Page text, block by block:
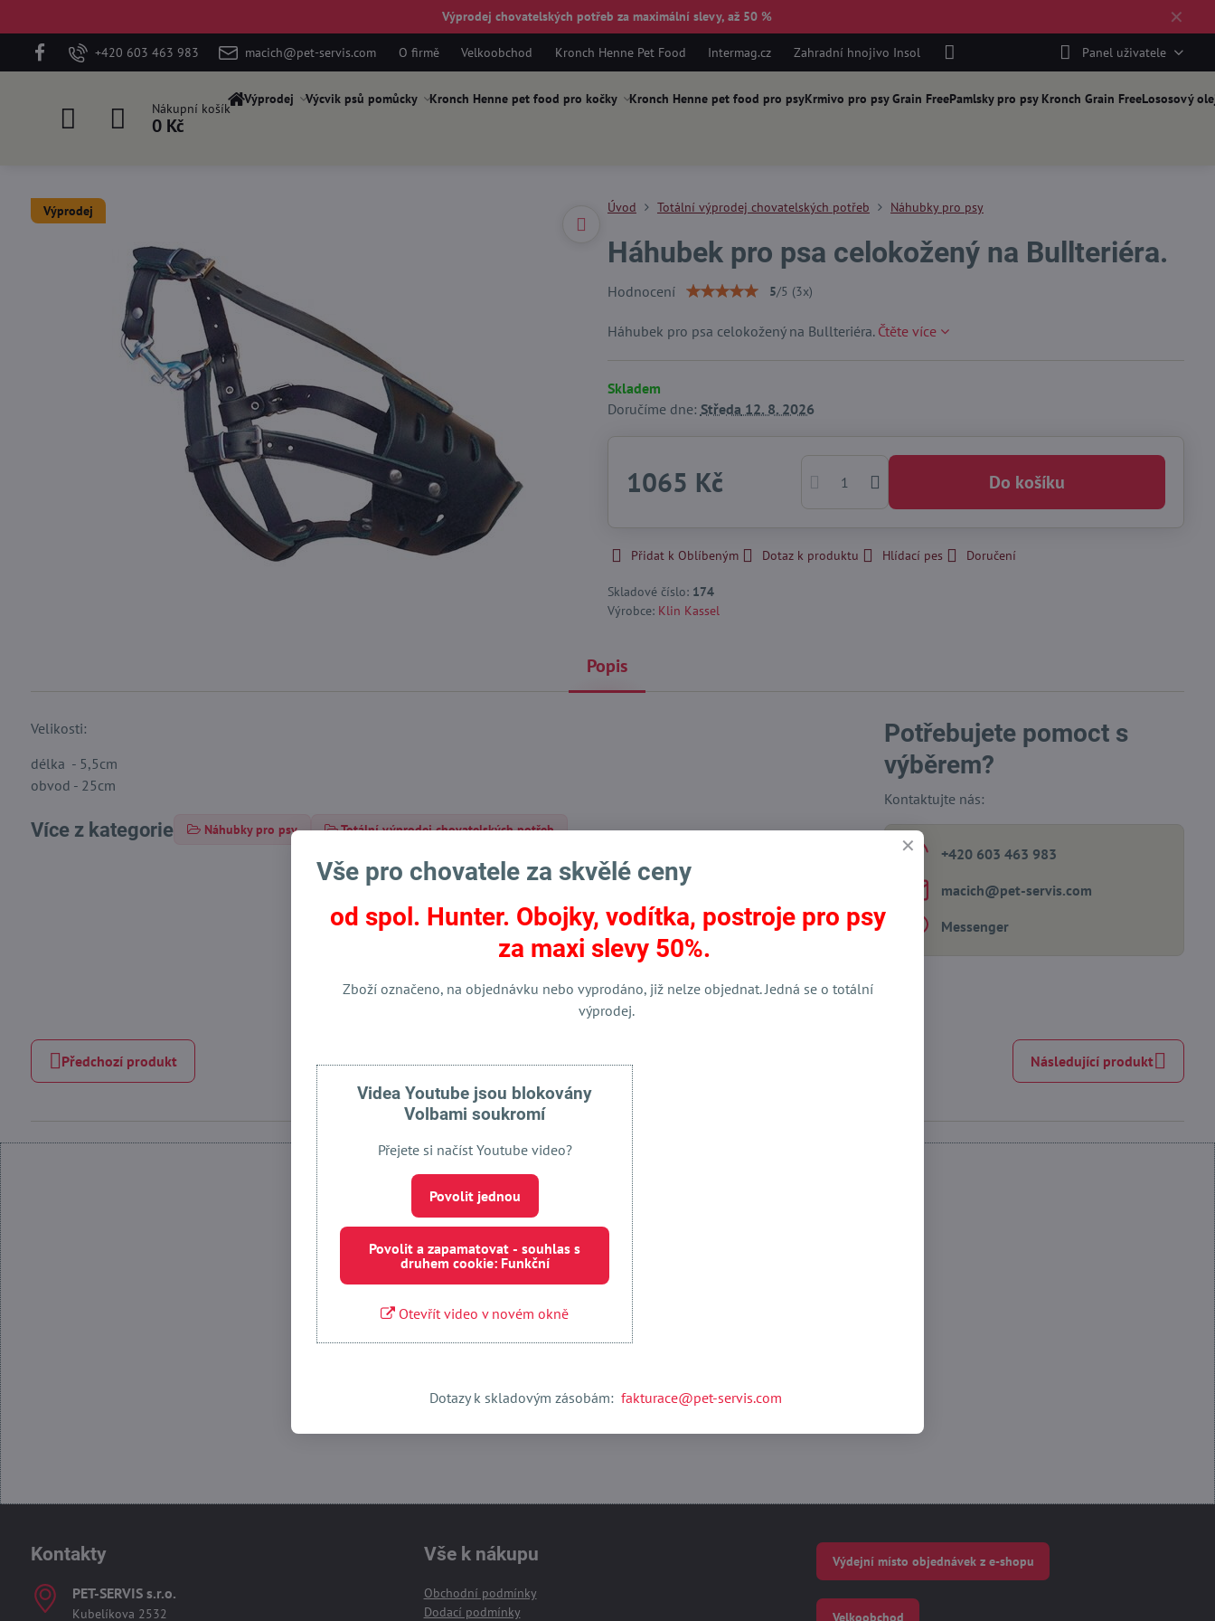
✕
Výprodej chovatelských potřeb za maximální slevy, až 50 %
+420 603 463 983 macich@pet-servis.com O firmě Velkoobchod Kronch Henne Pet Food Intermag.cz Zahradní hnojivo Insol Panel uživatele
Nákupní košík
0 Kč
Výprodej Výcvik psů pomůcky Kronch Henne pet food pro kočky Kronch Henne pet food pro psyKrmivo pro psy Grain FreePamlsky pro psy Kronch Grain FreeLososový
Výprodej Úvod Totální výprodej chovatelských potřeb Náhubky pro psy
Háhubek pro psa celokožený na Bullteriéra.
Hodnocení 5/5 (3x)
Háhubek pro psa celokožený na Bullteriéra. Čtěte více
Skladem
Doručíme dne: Středa 12. 8. 2026
1065 Kč Do košíku
Přidat k Oblíbeným Dotaz k produktu Hlídací pes Doručení
Skladové číslo: 174
Výrobce: Klin Kassel
Popis
Velikosti:
délka - 5,5cm
obvod - 25cm
Více z kategorie Náhubky pro psy Totální výprodej chovatelských potřeb
Potřebujete pomoct s
výběrem?
Kontaktujte nás:
+420 603 463 983
macich​@pet-servis​.com
Messenger
BlueskyPinterestReddit
Předchozí produkt Následující produkt
Externí obsah je blokován Volbami soukromí
Přejete si načíst externí obsah?
Povolit jednou Povolit a zapamatovat - souhlas s druhem cookie: Funkční
Otevřít obsah v novém okně
Kontakty
PET-SERVIS s​.r​.o​.
Kubelíkova 2532
Vše k nákupu
Obchodní podmínky
Dodací podmínky
Výdejní místo objednávek z e-shopu
Velkoobchod
Vše pro chovatele za skvělé ceny
od spol. Hunter. Obojky, vodítka, postroje pro psy
za maxi slevy 50%.
Zboží označeno, na objednávku nebo vyprodáno, již nelze objednat. Jedná se o totální
výprodej.
Videa Youtube jsou blokovány
Volbami soukromí
Přejete si načíst Youtube video?
Povolit jednou
Povolit a zapamatovat - souhlas s
druhem cookie: Funkční
Otevřít video v novém okně
Dotazy k skladovým zásobám:fakturace@pet-servis.com